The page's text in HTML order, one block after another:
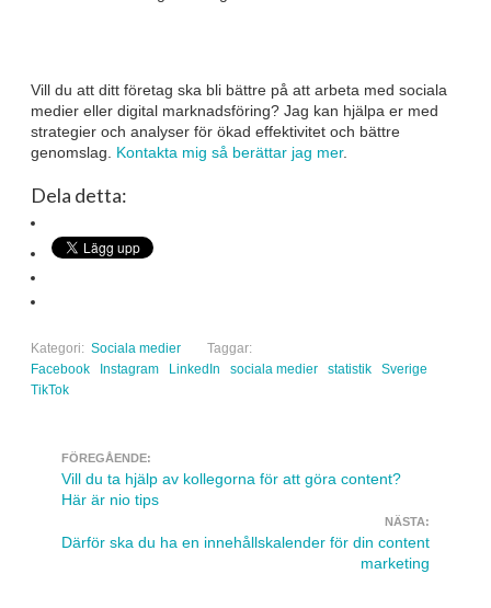
Vill du att ditt företag ska bli bättre på att arbeta med sociala
medier eller digital marknadsföring? Jag kan hjälpa er med
strategier och analyser för ökad effektivitet och bättre
genomslag. Kontakta mig så berättar jag mer.
Dela detta:
Kategori: Sociala medier
Taggar:
Facebook
Instagram LinkedIn sociala medier statistik
Sverige
TikTok
Navigera inlägg
FÖREGÅENDE:
Vill du ta hjälp av kollegorna för att göra content?
Här är nio tips
NÄSTA:
Därför ska du ha en innehållskalender för din content
marketing